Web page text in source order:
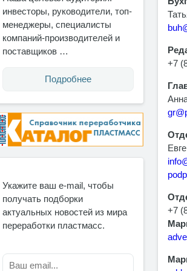
инвесторы, руководители, топ-
менеджеры, специалисты
компаний-производителей и
поставщиков …
Подробнее
Укажите ваш e-mail, чтобы
получать подборки
актуальных новостей из мира
переработки пластмасс.
+7
+7